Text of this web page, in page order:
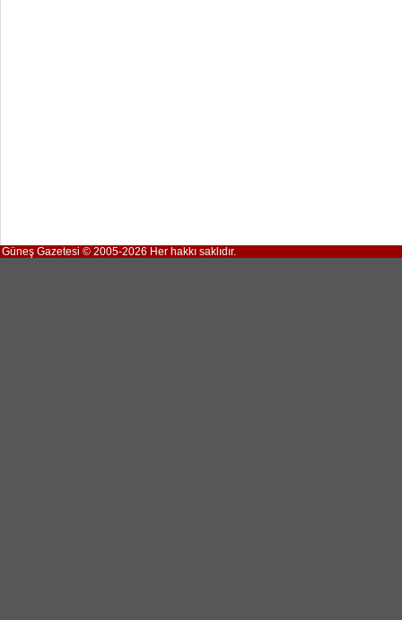
Güneş Gazetesi © 2005-2026 Her hakkı saklıdır.